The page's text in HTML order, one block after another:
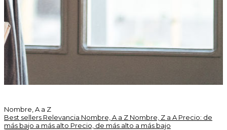
Nombre, A a Z
Best sellers Relevancia Nombre, A a Z Nombre, Z a A Precio: de
más bajo a más alto Precio, de más alto a más bajo